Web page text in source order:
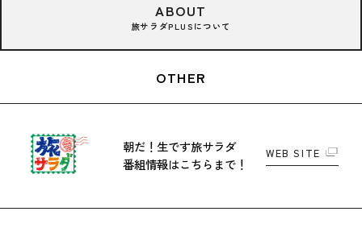
ABOUT
旅サラダPLUSについて
OTHER
朝だ！生です旅サラダ
番組情報はこちらまで！
WEB SITE